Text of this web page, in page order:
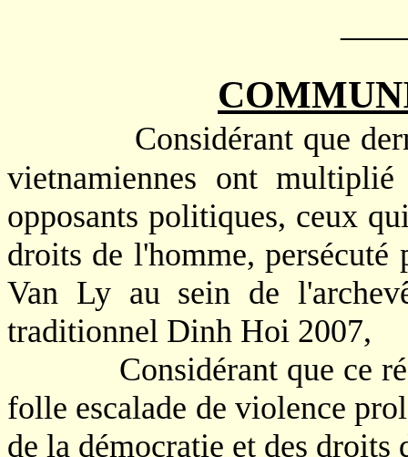
Considérant que
vietnamiennes ont
opposants politiques, ceux
droits de l'homme,
Van Ly au sein de
traditionnel Dinh Hoi 2007,
Considérant que ce
folle escalade de violence
de la démocratie et des